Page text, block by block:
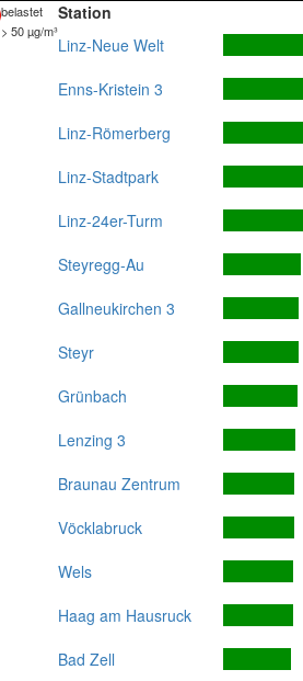
belastet
> 50 µg/m³
Station
Linz-Neue Welt
Enns-Kristein 3
Linz-Römerberg
Linz-Stadtpark
Linz-24er-Turm
Steyregg-Au
Gallneukirchen 3
Steyr
Grünbach
Lenzing 3
Braunau Zentrum
Vöcklabruck
Wels
Haag am Hausruck
Bad Zell